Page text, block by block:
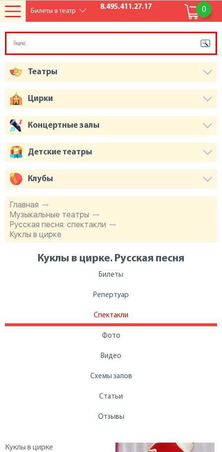
0
8.495.411.27.17
Главная
Музыкальные театры
Русская песня: спектакли
Куклы в цирке
Куклы в цирке. Русская песня
Билеты
Репертуар
Спектакли
Фото
Видео
Схемы залов
Статьи
Отзывы
Куклы в цирке
Театры
Цирки
Концертные залы
Детские театры
Клубы
Билеты в театр